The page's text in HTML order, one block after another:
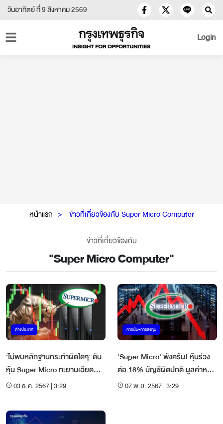
วันอาทิตย์ ที่ 9 สิงหาคม 2569
Login
หน้าแรก ข่าวที่เกี่ยวข้องกับ Super Micro Computer
ข่าวที่เกี่ยวข้องกับ
"Super Micro Computer"
ต่างประเทศ
‘ไม่พบหลักฐานกระทำผิดใดๆ’ ดัน
หุ้น Super Micro ทะยานเฉียด
30%03 ธ.ค. 2567 | 3:29
การเงิน-การลงทุน
'Super Micro' พังครืน! หุ้นร่วง
ต่อ 18% บัญชีผิดปกติ มูลค่าหาย
ไป 5 หมื่นล้านเหรียญ
07 พ.ย. 2567 | 3:29